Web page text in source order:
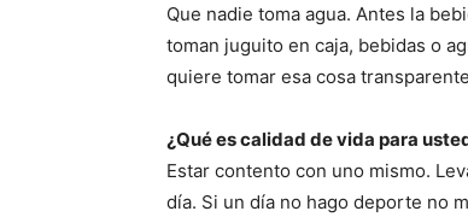
Que nadie toma agua. Antes la
toman juguito en caja, bebidas o
quiere tomar esa cosa
¿Qué es calidad de vida para
Estar contento con uno mismo.
día. Si un día no hago deporte no